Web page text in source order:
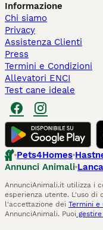
Informazione
Chi siamo
Privacy
Assistenza Clienti
Press
Termini e Condizioni
Allevatori ENCI
Test cane ideale
Pets4Homes
Annunci Animali
AnnunciAnimali.it utilizza i
esperienza utente. L'uso
l'accettazione dei Termini e
AnnunciAnimali. Puoi